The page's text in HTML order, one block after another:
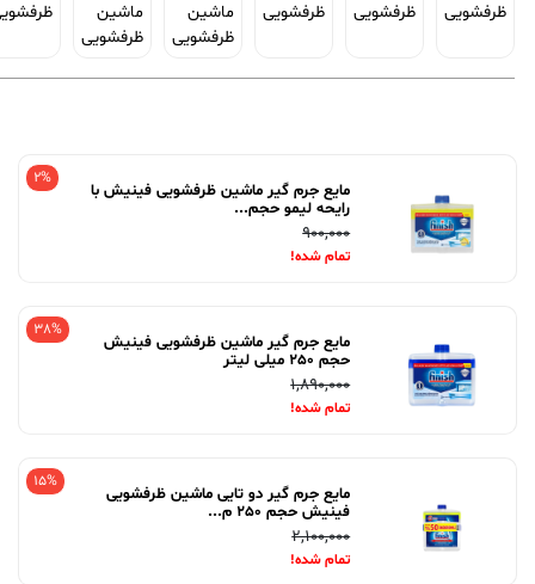
ظرفشویی
ظرفشویی
ظرفشویی
ماشین
ظرفشویی
ماشین
ظرفشویی
2%
مایع جرم گیر ماشین ظرفشویی فینیش با
رایحه لیمو حجم...
900,000
تمام شده!
38%
مایع جرم گیر ماشین ظرفشویی فینیش
حجم 250 میلی لیتر
1,890,000
تمام شده!
15%
مایع جرم گیر دو تایی ماشین ظرفشویی
فینیش حجم 250 م...
2,100,000
تمام شده!